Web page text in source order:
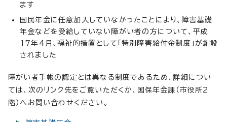
ます
国民年金に任意加入していなかったことにより、障害基礎
年金などを受給していない障がい者の方について、平成
17年4月、福祉的措置として「特別障害給付金制度」が創設
されました
障がい者手帳の認定とは異なる制度であるため、詳細につい
ては、次のリンク先をご覧いただくか、国保年金課（市役所2
階）へお問い合わせください。